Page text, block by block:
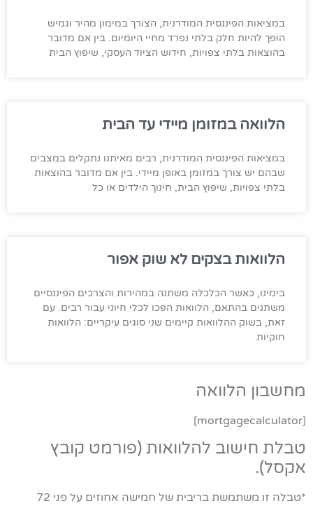
במציאות הפיננסית המודרנית, הצורך במימון מהיר וגמיש
הופך להיות חלק בלתי נפרד מחיי היומיום. בין אם מדובר
בהוצאות בלתי צפויות, חידוש הציוד העסקי, שיפוץ הבית
הלוואה במזומן מיידי עד הבית
במציאות הפיננסית המודרנית, רבים מאיתנו נתקלים במצבים
שבהם יש צורך במזומן באופן מיידי. בין אם מדובר בהוצאות
בלתי צפויות, שיפוץ הבית, חינוך הילדים או כל
הלוואות בצקים לא שוק אפור
בימינו, כאשר הכלכלה משתנה במהירות והצרכים הפיננסיים
משתנים בהתאם, הלוואות הפכו לכלי חיוני עבור רבים. עם
זאת, בשוק ההלוואות קיימים שני סוגים עיקריים: הלוואות
חוקיות
מחשבון הלוואה
[mortgagecalculator]
טבלת חישוב להלוואות (פורמט קובץ
אקסל).
*טבלה זו משתמשת בריבית של חמישה אחוזים על פני 72